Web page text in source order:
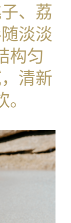
、荔
淡淡
构匀
清新